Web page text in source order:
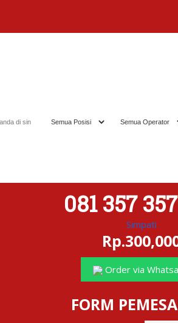
081 357
Simpati
Order via
FORM